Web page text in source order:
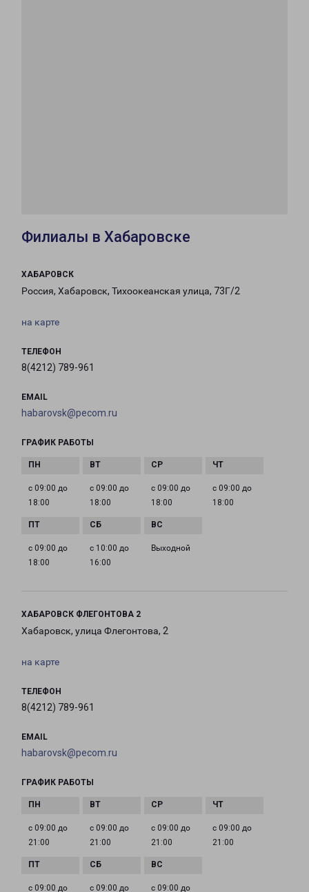
Филиалы в Хабаровске
ХАБАРОВСК
Россия, Хабаровск, Тихоокеанская улица, 73Г/2
на карте
ТЕЛЕФОН
8(4212) 789-961
EMAIL
habarovsk@pecom.ru
ГРАФИК РАБОТЫ
с 09:00 до
18:00
с 09:00 до
18:00
с 09:00 до
18:00
с 09:00 до
18:00
с 09:00 до
18:00
с 10:00 до
16:00
Выходной
ХАБАРОВСК ФЛЕГОНТОВА 2
Хабаровск, улица Флегонтова, 2
на карте
ТЕЛЕФОН
8(4212) 789-961
EMAIL
habarovsk@pecom.ru
ГРАФИК РАБОТЫ
с 09:00 до
21:00
с 09:00 до
21:00
с 09:00 до
21:00
с 09:00 до
21:00
с 09:00 до с 09:00 до с 09:00 до